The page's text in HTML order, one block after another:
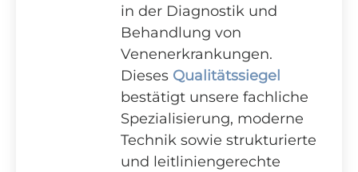
in der Diagnostik und
Behandlung von
Venenerkrankungen.
Dieses Qualitätssiegel
bestätigt unsere fachliche
Spezialisierung, moderne
Technik sowie strukturierte
und leitliniengerechte